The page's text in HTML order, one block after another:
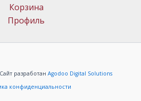
Корзина
Профиль
разработан Agodoo Digital Solutions
конфиденциальности